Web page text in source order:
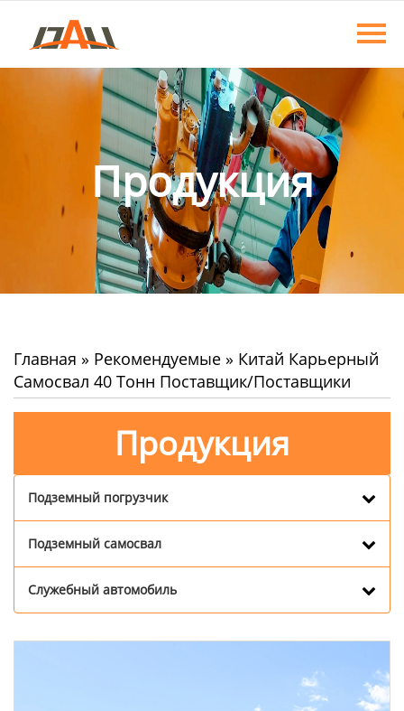
Главная
Продукция
Контакты Продукция
Главная » Рекомендуемые » Китай Карьерный
Самосвал 40 Тонн Поставщик/Поставщики
Продукция
Подземный погрузчик
Подземный самосвал
Служебный автомобиль